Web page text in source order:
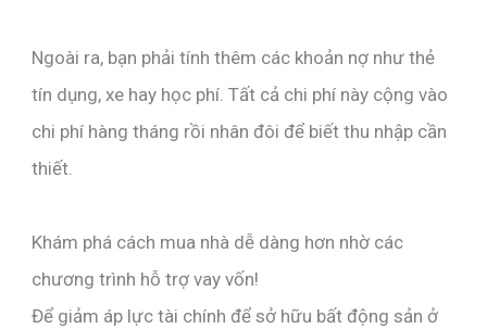
Ngoài ra, bạn phải tính thêm các khoản nợ như thẻ
tín dụng, xe hay học phí. Tất cả chi phí này cộng vào
chi phí hàng tháng rồi nhân đôi để biết thu nhập cần
thiết.
Khám phá cách mua nhà dễ dàng hơn nhờ các
chương trình hỗ trợ vay vốn!
Để giảm áp lực tài chính để sở hữu bất động sản ở